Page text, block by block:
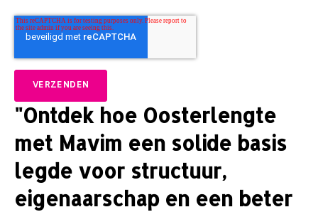
"Ontdek hoe Oosterlengte
met Mavim een solide basis
legde voor structuur,
eigenaarschap en een beter